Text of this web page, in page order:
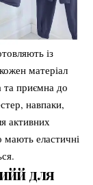
із
матеріал
та приємна до
навпаки,
активних
мають еластичні
для